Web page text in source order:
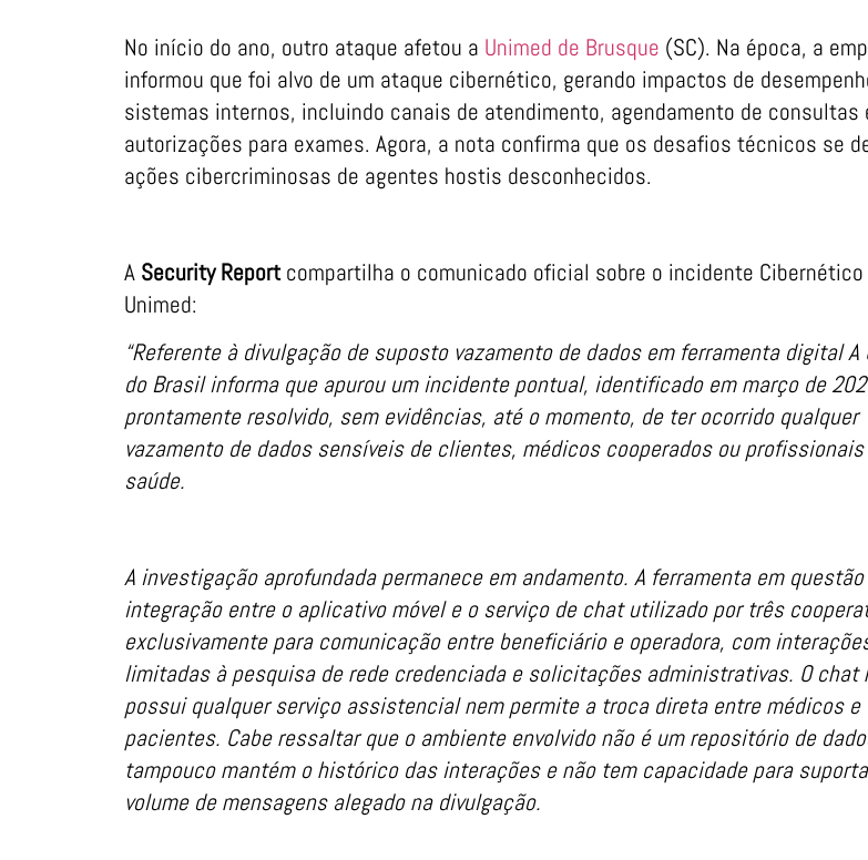
No início do ano, outro ataque afetou a Unimed de Brusque (SC). Na época, a
informou que foi alvo de um ataque cibernético, gerando impactos de
sistemas internos, incluindo canais de atendimento, agendamento de consultas
autorizações para exames. Agora, a nota confirma que os desafios técnicos se
ações cibercriminosas de agentes hostis desconhecidos.
A Security Reportcompartilha o comunicado oficial sobre o incidente Cibernético
Unimed:
“Referente à divulgação de suposto vazamento de dados em ferramenta digital A
do Brasil informa que apurou um incidente pontual, identificado em março de
prontamente resolvido, sem evidências, até o momento, de ter ocorrido qualquer
vazamento de dados sensíveis de clientes, médicos cooperados ou
saúde.
A investigação aprofundada permanece em andamento. A ferramenta em
integração entre o aplicativo móvel e o serviço de chat utilizado por três
exclusivamente para comunicação entre beneficiário e operadora, com
limitadas à pesquisa de rede credenciada e solicitações administrativas. O chat
possui qualquer serviço assistencial nem permite a troca direta entre médicos e
pacientes. Cabe ressaltar que o ambiente envolvido não é um repositório de
tampouco mantém o histórico das interações e não tem capacidade para
volume de mensagens alegado na divulgação.